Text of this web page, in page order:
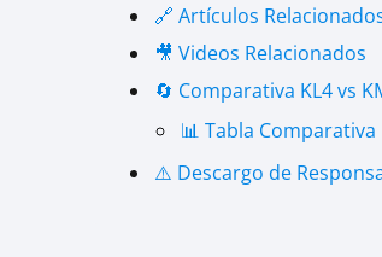
🔗 Artículos
🎥 Videos Relacionados
🔄 Comparativa KL4 vs
📊 Tabla Comparativa
⚠️ Descargo de